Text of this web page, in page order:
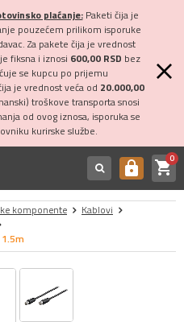
plaćanje:Paketi čija je
pouzećem prilikom isporuke
Za pakete čija je vrednost
fiksna i iznosi 600,00 RSD bez
se kupcu po prijemu
je vrednost veća od 20.000,00
troškove transporta snosi
od ovog iznosa, isporuka se
kurirske službe.
https shopping_cart0
komponente
Kablovi